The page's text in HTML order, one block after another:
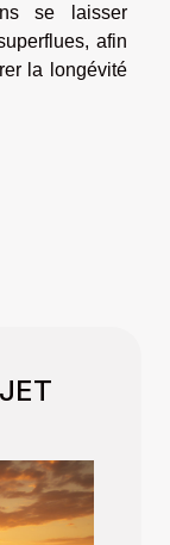
se laisser
afin
la longévité